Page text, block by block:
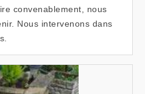
convenablement, nous
Nous intervenons dans